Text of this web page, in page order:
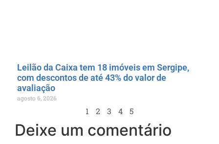
Leilão da Caixa tem 18 imóveis em Sergipe,
com descontos de até 43% do valor de
avaliação
agosto 6, 2026
1 2 3 4 5
Deixe um comentário